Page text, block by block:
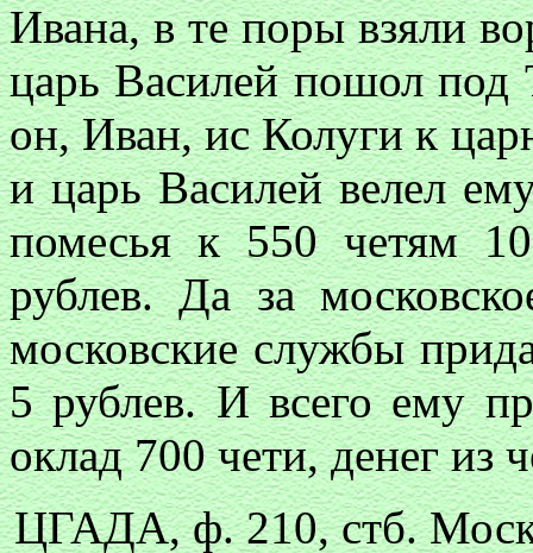
Ивана, в те поры взяли
царь Василей пошол
он, Иван, ис Колуги к
и царь Василей велел
помесья к 550 четям
рублев. Да за
московские службы
5 рублев. И всего ему
оклад 700 чети, денег из
ЦГАДА, ф. 210, стб.